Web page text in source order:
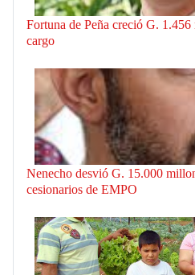
Fortuna de Peña creció G. 1.456
cargo
Nenecho desvió G. 15.000
cesionarios de EMPO